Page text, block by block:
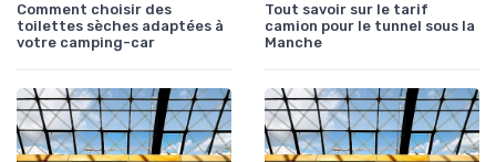
Comment choisir des
toilettes sèches adaptées à
votre camping-car
Tout savoir sur le tarif
camion pour le tunnel sous la
Manche